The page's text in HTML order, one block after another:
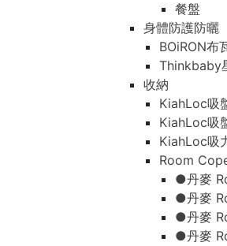
餐盤
身體防護防曬
BOiRON布
Thinkbaby
收納
KiahLoc吸
KiahLoc吸
KiahLoc吸
Room
●丹麥
●丹麥
●丹麥
●丹麥